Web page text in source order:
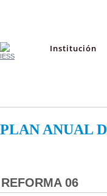
Institución
PLAN ANUAL
REFORMA 06